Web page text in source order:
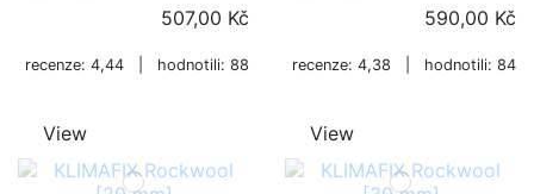
507,00 Kč
recenze: 4,44 | hodnotili: 88
View
590,00 Kč
recenze: 4,38 | hodnotili: 84
View